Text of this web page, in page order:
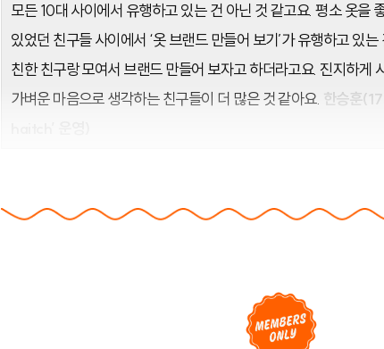
모든 10대 사이에서 유행하고 있는 건 아닌 것 같고요. 평소 옷을
있었던 친구들 사이에서 ‘옷 브랜드 만들어 보기’가 유행하고 있
친한 친구랑 모여서 브랜드 만들어 보자고 하더라고요. 진지하게
가벼운 마음으로 생각하는 친구들이 더 많은 것 같아요. 한승훈